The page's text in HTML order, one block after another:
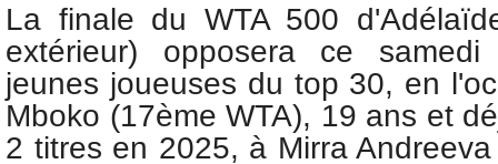
La finale du WTA 500
extérieur) opposera ce
jeunes joueuses du top 30, en
Mboko (17ème WTA), 19 ans et
2 titres en 2025, à Mirra